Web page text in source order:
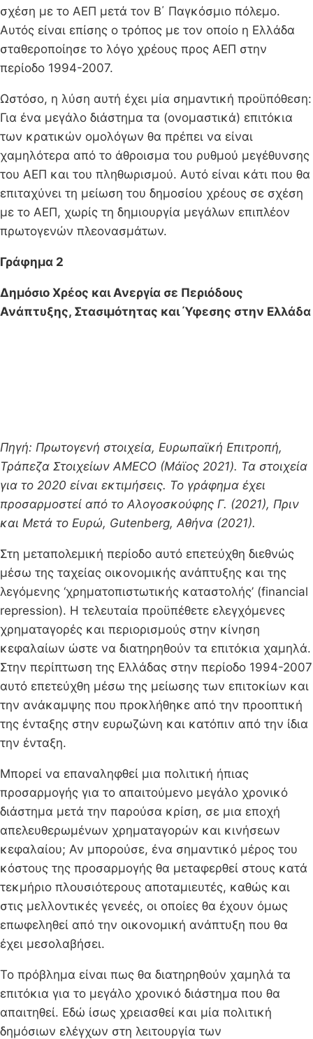
σχέση με το ΑΕΠ μετά τον Β΄ Παγκόσμιο πόλεμο.
Αυτός είναι επίσης ο τρόπος με τον οποίο η Ελλάδα
σταθεροποίησε το λόγο χρέους προς ΑΕΠ στην
περίοδο 1994-2007.
Ωστόσο, η λύση αυτή έχει μία σημαντική προϋπόθεση:
Για ένα μεγάλο διάστημα τα (ονομαστικά) επιτόκια
των κρατικών ομολόγων θα πρέπει να είναι
χαμηλότερα από το άθροισμα του ρυθμού μεγέθυνσης
του ΑΕΠ και του πληθωρισμού. Αυτό είναι κάτι που θα
επιταχύνει τη μείωση του δημοσίου χρέους σε σχέση
με το ΑΕΠ, χωρίς τη δημιουργία μεγάλων επιπλέον
πρωτογενών πλεονασμάτων.
Γράφημα 2
Δημόσιο Χρέος και Ανεργία σε Περιόδους
Ανάπτυξης, Στασιμότητας και Ύφεσης στην Ελλάδα
Πηγή: Πρωτογενή στοιχεία, Ευρωπαϊκή Επιτροπή,
Τράπεζα Στοιχείων AMECO (Μάϊος 2021). Τα στοιχεία
για το 2020 είναι εκτιμήσεις. Το γράφημα έχει
προσαρμοστεί από το Αλογοσκούφης Γ. (2021), Πριν
και Μετά το Ευρώ, Gutenberg, Αθήνα (2021).
Στη μεταπολεμική περίοδο αυτό επετεύχθη διεθνώς
μέσω της ταχείας οικονομικής ανάπτυξης και της
λεγόμενης ‘χρηματοπιστωτικής καταστολής’ (financial
repression). Η τελευταία προϋπέθετε ελεγχόμενες
χρηματαγορές και περιορισμούς στην κίνηση
κεφαλαίων ώστε να διατηρηθούν τα επιτόκια χαμηλά.
Στην περίπτωση της Ελλάδας στην περίοδο 1994-2007
αυτό επετεύχθη μέσω της μείωσης των επιτοκίων και
την ανάκαμψης που προκλήθηκε από την προοπτική
της ένταξης στην ευρωζώνη και κατόπιν από την ίδια
την ένταξη.
Μπορεί να επαναληφθεί μια πολιτική ήπιας
προσαρμογής για το απαιτούμενο μεγάλο χρονικό
διάστημα μετά την παρούσα κρίση, σε μια εποχή
απελευθερωμένων χρηματαγορών και κινήσεων
κεφαλαίου; Αν μπορούσε, ένα σημαντικό μέρος του
κόστους της προσαρμογής θα μεταφερθεί στους κατά
τεκμήριο πλουσιότερους αποταμιευτές, καθώς και
στις μελλοντικές γενεές, οι οποίες θα έχουν όμως
επωφεληθεί από την οικονομική ανάπτυξη που θα
έχει μεσολαβήσει.
Το πρόβλημα είναι πως θα διατηρηθούν χαμηλά τα
επιτόκια για το μεγάλο χρονικό διάστημα που θα
απαιτηθεί. Εδώ ίσως χρειασθεί και μία πολιτική
δημόσιων ελέγχων στη λειτουργία των